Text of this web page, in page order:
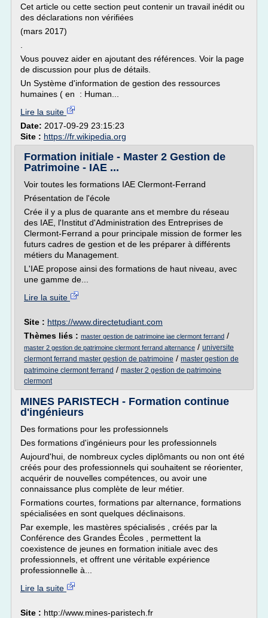
Cet article ou cette section peut contenir un travail inédit ou
des déclarations non vérifiées
(mars 2017)
Vous pouvez aider en ajoutant des références. Voir la page
de discussion pour plus de détails.
Un Système d'information de gestion des ressources
humaines ( en : Human...
Lire la suite
Date: 2017-09-29 23:15:23
Site : https://fr.wikipedia.org
Formation initiale - Master 2 Gestion de
Patrimoine - IAE ...
Voir toutes les formations IAE Clermont-Ferrand
Présentation de l'école
Crée il y a plus de quarante ans et membre du réseau
des IAE, l'Institut d'Administration des Entreprises de
Clermont-Ferrand a pour principale mission de former les
futurs cadres de gestion et de les préparer à différents
métiers du Management.
L'IAE propose ainsi des formations de haut niveau, avec
une gamme de...
Lire la suite
Site : https://www.directetudiant.com
Thèmes liés : master gestion de patrimoine iae clermont ferrand /
master 2 gestion de patrimoine clermont ferrand alternance / universite
clermont ferrand master gestion de patrimoine / master gestion de
patrimoine clermont ferrand / master 2 gestion de patrimoine
clermont
MINES PARISTECH - Formation continue
d'ingénieurs
Des formations pour les professionnels
Des formations d'ingénieurs pour les professionnels
Aujourd'hui, de nombreux cycles diplômants ou non ont été
créés pour des professionnels qui souhaitent se réorienter,
acquérir de nouvelles compétences, ou avoir une
connaissance plus complète de leur métier.
Formations courtes, formations par alternance, formations
spécialisées en sont quelques déclinaisons.
Par exemple, les mastères spécialisés , créés par la
Conférence des Grandes Écoles , permettent la
coexistence de jeunes en formation initiale avec des
professionnels, et offrent une véritable expérience
professionnelle à...
Lire la suite
Site : http://www.mines-paristech.fr